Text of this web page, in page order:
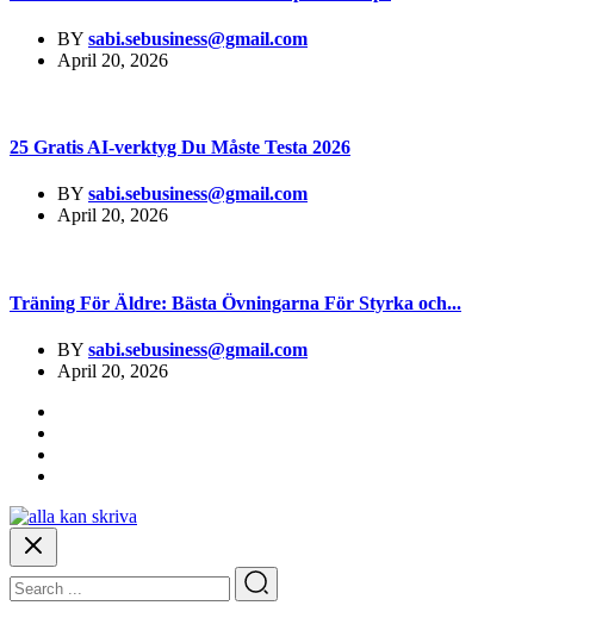
BY sabi.sebusiness@gmail.com
April 20, 2026
25 Gratis AI-verktyg Du Måste Testa 2026
BY sabi.sebusiness@gmail.com
April 20, 2026
Träning För Äldre: Bästa Övningarna För Styrka och...
BY sabi.sebusiness@gmail.com
April 20, 2026